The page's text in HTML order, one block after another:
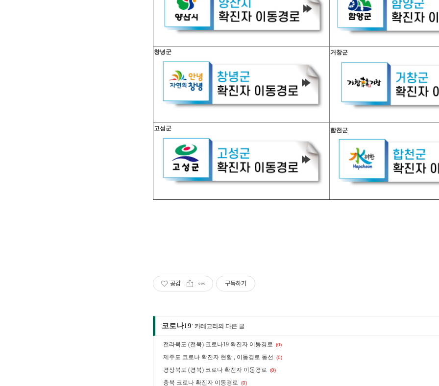
창녕군 거창군
고성군 합천군
공감 구독하기
'코로나19' 카테고리의 다른 글
전라북도 (전북) 코로나19 확진자 이동경로 (0)
제주도 코로나 확진자 현황 , 이동경로 동선 (0)
경상북도 (경북) 코로나 확진자 이동경로 (0)
충북 코로나 확진자 이동경로 (0)